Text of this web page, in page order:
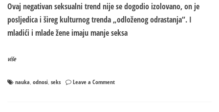
Ovaj negativan seksualni trend nije se dogodio izolovano, on je
posljedica i šireg kulturnog trenda „odloženog odrastanja“. I
mladići i mlade žene imaju manje seksa
više
nauka odnosi seks Leave a Commenton